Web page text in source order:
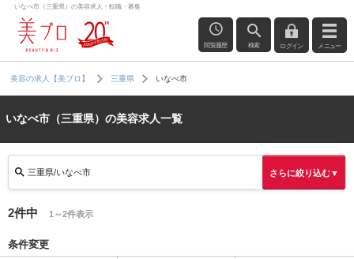
いなべ市（三重県）の美容求人・転職・募集
閲覧履歴 検索 ログイン メニュー
美容の求人【美プロ】 三重県 いなべ市
いなべ市（三重県）の美容求人一覧
三重県/いなべ市 さらに絞り込む▼
2件中 1～2件表示
条件変更